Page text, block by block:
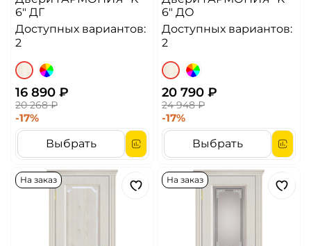
6" ДГ
Доступных вариантов:
2
16 890 ₽
20 268 ₽
-17%
Выбрать
6" ДО
Доступных вариантов:
2
20 790 ₽
24 948 ₽
-17%
Выбрать
На заказ На заказ